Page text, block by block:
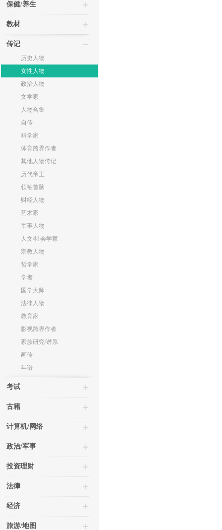
保健/养生
教材
传记
历史人物
女性人物
政治人物
文学家
人物合集
自传
科学家
体育跨界作者
其他人物传记
历代帝王
领袖首脑
财经人物
艺术家
军事人物
人文/社会学家
宗教人物
哲学家
学者
国学大师
法律人物
教育家
影视跨界作者
家族研究/谱系
画传
年谱
考试
古籍
计算机/网络
政治/军事
投资理财
法律
经济
旅游/地图